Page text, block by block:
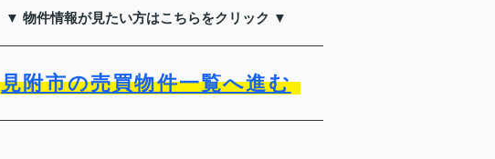
▼ 物件情報が見たい方はこちらをクリック ▼
見附市の売買物件一覧へ進む